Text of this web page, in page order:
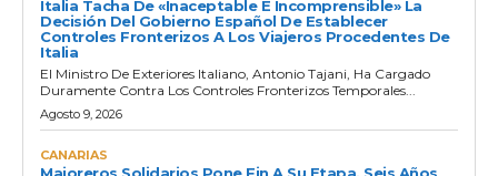
Italia Tacha De «inaceptable E Incomprensible» La
Decisión Del Gobierno Español De Establecer
Controles Fronterizos A Los Viajeros Procedentes De
Italia
El Ministro De Exteriores Italiano, Antonio Tajani, Ha Cargado
Duramente Contra Los Controles Fronterizos Temporales...
Agosto 9, 2026
CANARIAS
Majoreros Solidarios Pone Fin A Su Etapa, Seis Años